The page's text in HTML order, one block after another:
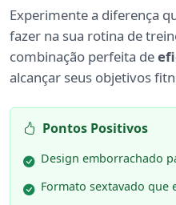
Experimente a diferença
fazer na sua rotina de
combinação perfeita de
alcançar seus objetivos
Pontos Positivos
Design emborrachado
Formato sextavado que